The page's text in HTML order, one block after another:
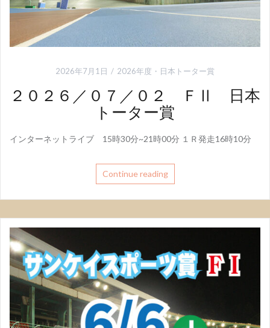
2026年7月1日 2026年度 ・ 日本トーター賞
２０２６／０７／０２ ＦⅡ 日本
トーター賞
インターネットライブ 15時30分~21時00分 １Ｒ発走16時10分
Continue reading